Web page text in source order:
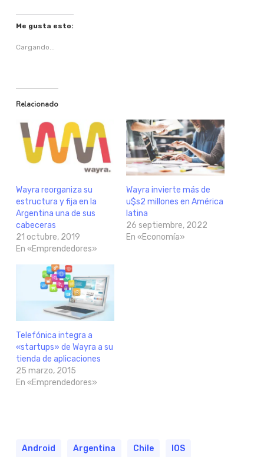
Me gusta esto:
Cargando...
Relacionado
Wayra reorganiza su
estructura y fija en la
Argentina una de sus
cabeceras
21 octubre, 2019
En «Emprendedores»
Wayra invierte más de
u$s2 millones en América
latina
26 septiembre, 2022
En «Economía»
Telefónica integra a
«startups» de Wayra a su
tienda de aplicaciones
25 marzo, 2015
En «Emprendedores»
Android Argentina Chile IOS